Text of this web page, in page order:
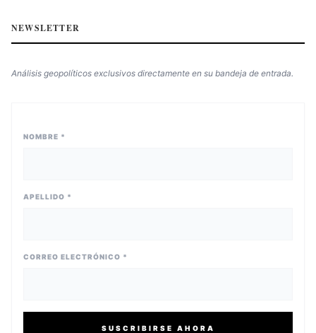
NEWSLETTER
Análisis geopolíticos exclusivos directamente en su bandeja de entrada.
NOMBRE *
APELLIDO *
CORREO ELECTRÓNICO *
SUSCRIBIRSE AHORA